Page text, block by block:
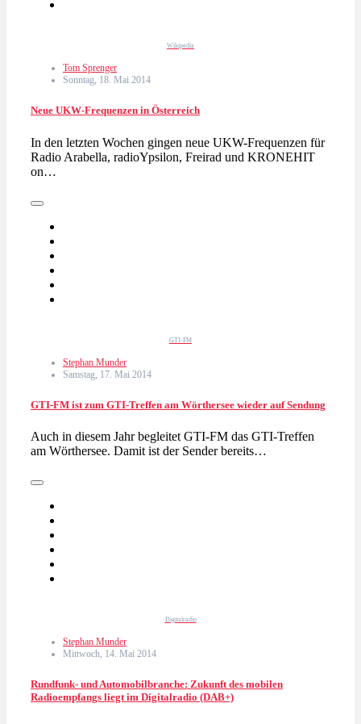
Wikipedia
Tom Sprenger
Sonntag, 18. Mai 2014
Neue UKW-Frequenzen in Österreich
In den letzten Wochen gingen neue UKW-Frequenzen für
Radio Arabella, radioYpsilon, Freirad und KRONEHIT
on…
GTI-FM
Stephan Munder
Samstag, 17. Mai 2014
GTI-FM ist zum GTI-Treffen am Wörthersee wieder auf Sendung
Auch in diesem Jahr begleitet GTI-FM das GTI-Treffen
am Wörthersee. Damit ist der Sender bereits…
Digitalradio
Stephan Munder
Mittwoch, 14. Mai 2014
Rundfunk- und Automobilbranche: Zukunft des mobilen
Radioempfangs liegt im Digitalradio (DAB+)